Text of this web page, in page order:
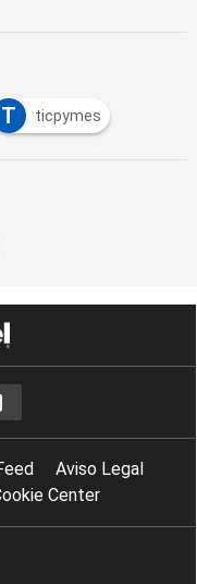
T ticpymes
Aviso Legal
Center